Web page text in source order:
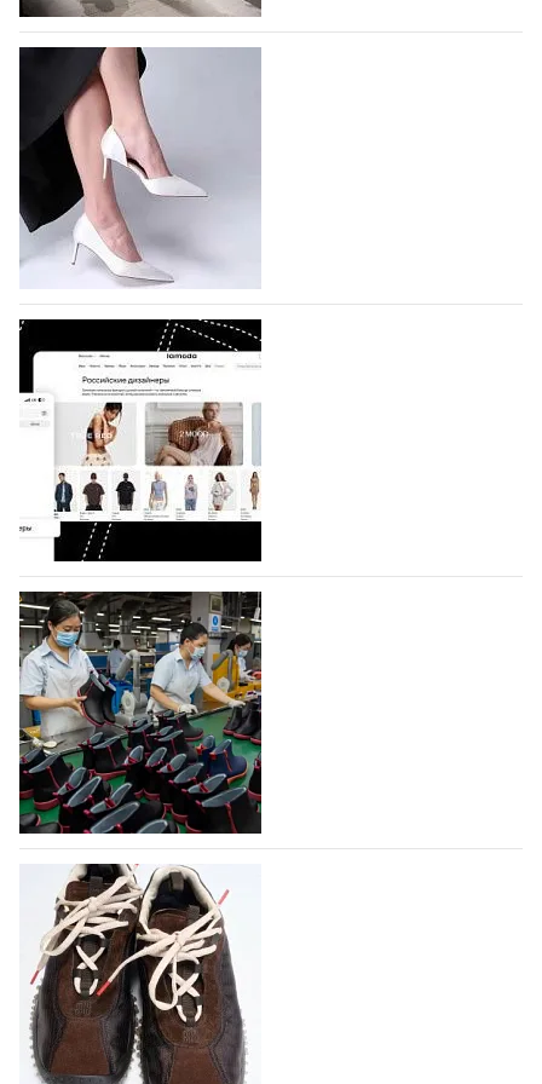
На участие в Московской неделе моды
подано 1047 заявок
На участие в седьмой Московской неделе моды,
которая пройдет в российской столице с 26 сентября
по 1 октября, уже подано 1047 заявок. Примерно
половину из них (494) прислали дизайнеры,
коллекции которых не были представлены в…
07.08.2026 576
BALLINA представит свои новинки на Euro
Shoes
Компания BALLINA Guangzhou Lihuang Footwear
Co., Ltd., основанная в 2011 году и расположенная в
Гуанчжоу, столице моды Китая, является
профессиональной обувной компанией,
объединяющей разработку, производство и…
07.08.2026 431
На платформе Lamoda - новый раздел и
условия продвижения локальных
дизайнерских марок
Российский маркетплейс Lamoda решил обновить
раздел для продажи продукции локальных
дизайнерских марок одежды, обуви и аксессуаров.
Бренды также получат маркетинговую…
06.08.2026 588
Объем мирового производства обуви в
2025 году практически не увеличился
В 2025 году мировое производство обуви
практически не изменилось, зафиксировав
незначительный рост на 0,1% до 24,6 млрд пар, -
данные опубликованы в аналитическом вестнике